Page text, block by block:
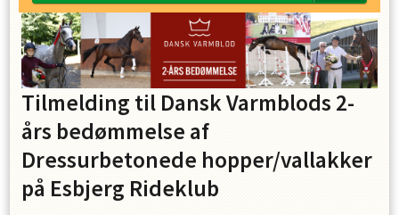
Tilmelding til Dansk Varmblods 2-
års bedømmelse af
Dressurbetonede hopper/vallakker
på Esbjerg Rideklub